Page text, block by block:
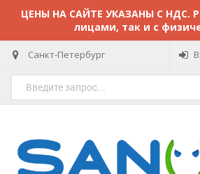
ЦЕНЫ НА САЙТЕ УКАЗАНЫ С НДС.
лицами, так и с
Санкт-Петербург